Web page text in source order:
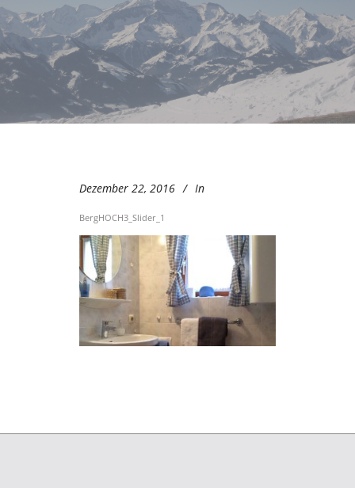
Dezember 22, 2016 In
BergHOCH3_Slider_1